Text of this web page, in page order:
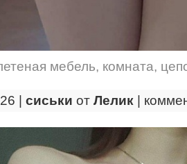
мебель, комната,
| сиськи от Лелик